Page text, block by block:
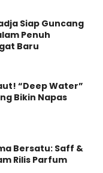
dengan harga
Outdoor Standing)
& biaya admin tiket.
acara atau set
akan
Siap Guncang
Penuh
Baru
“Deep Water”
Bikin Napas
Bersatu: Saff &
Rilis Parfum